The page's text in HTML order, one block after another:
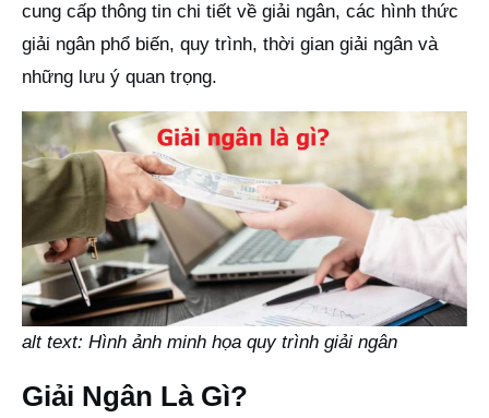
cung cấp thông tin chi tiết về giải ngân, các hình thức
giải ngân phổ biến, quy trình, thời gian giải ngân và
những lưu ý quan trọng.
alt text: Hình ảnh minh họa quy trình giải ngân
Giải Ngân Là Gì?